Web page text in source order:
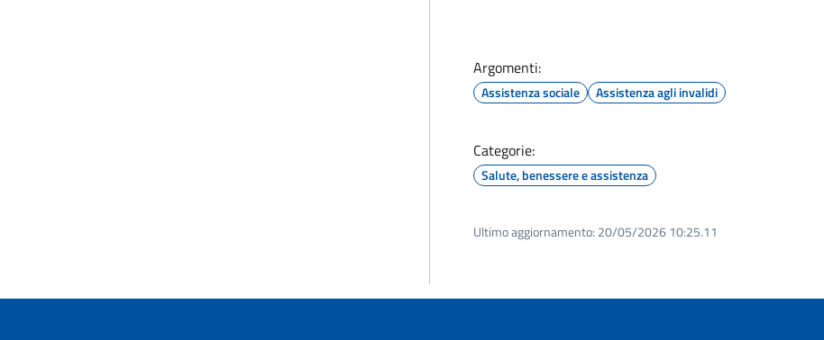
Argomenti:
Assistenza sociale Assistenza agli invalidi
Categorie:
Salute, benessere e assistenza
Ultimo aggiornamento: 20/05/2026 10:25.11